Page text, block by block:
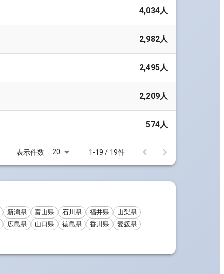
4,034人
2,982人
2,495人
2,209人
574人
表示件数 20 1-19 / 19件
新潟県 富山県 石川県 福井県
山梨県
広島県
山口県 徳島県 香川県 愛媛県